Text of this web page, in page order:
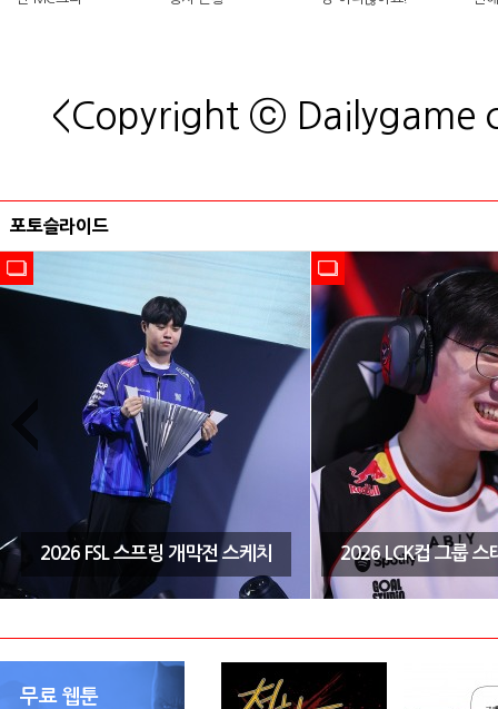
<Copyright ⓒ Dailygame
포토슬라이드
2026 FSL 스프링 개막전 스케치 2026 LCK컵 그룹 스
무료 웹툰